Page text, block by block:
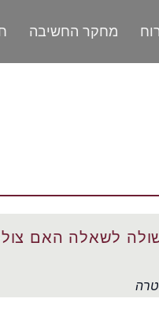
מחקר החשיבה
לשאלה האם